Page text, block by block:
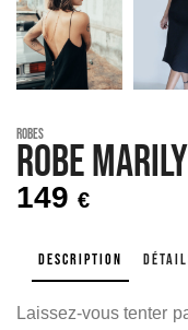
Robes
Robe
149 €
DESCRIPTION
Laissez-vous tenter